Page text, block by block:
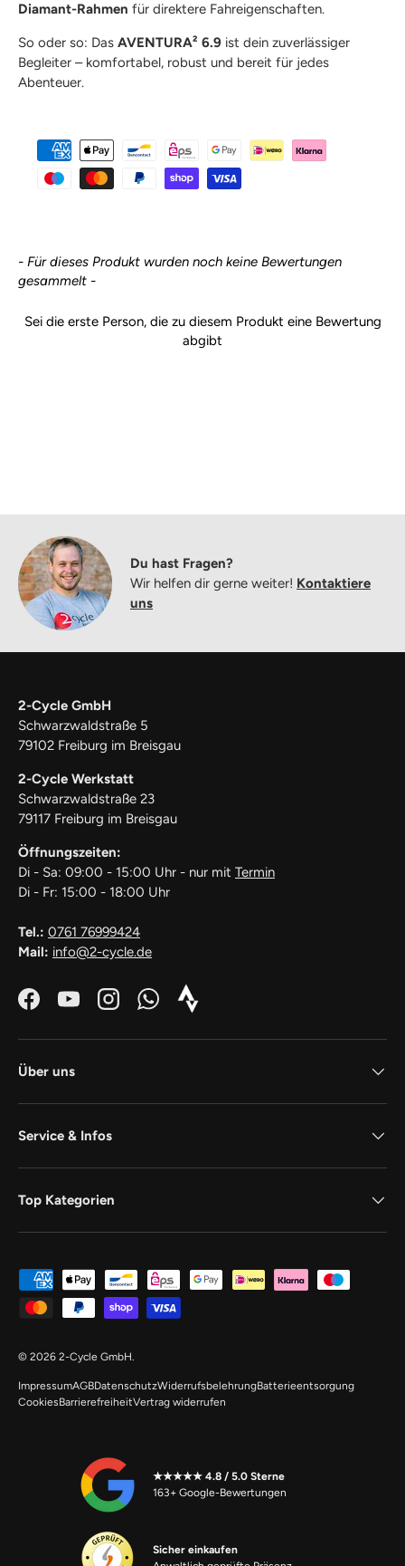
Diamant-Rahmen für direktere Fahreigenschaften.
So oder so: Das AVENTURA² 6.9 ist dein zuverlässiger
Begleiter – komfortabel, robust und bereit für jedes
Abenteuer.
- Für dieses Produkt wurden noch keine Bewertungen
gesammelt -
Sei die erste Person, die zu diesem Produkt eine Bewertung
abgibt
New content loaded
Du hast Fragen?
Wir helfen dir gerne weiter! Kontaktiere
uns
2-Cycle GmbH
Schwarzwaldstraße 5
79102 Freiburg im Breisgau
2-Cycle Werkstatt
Schwarzwaldstraße 23
79117 Freiburg im Breisgau
Öffnungszeiten:
Di - Sa: 09:00 - 15:00 Uhr - nur mit Termin
Di - Fr: 15:00 - 18:00 Uhr
Tel.: 0761 76999424
Mail: info@2-cycle.de
FacebookYouTubeInstagramWhatsAppStrava_Icon_Logo_white1
Über uns
Service & Infos
Top Kategorien
Zahlungsmethoden
© 2026 2-Cycle GmbH
ImpressumAGBDatenschutzWiderrufsbelehrungBatterieentsorgung
CookiesBarrierefreiheitVertrag widerrufen
★★★★★ 4.8 / 5.0 Sterne
163+ Google-Bewertungen
Sicher einkaufen